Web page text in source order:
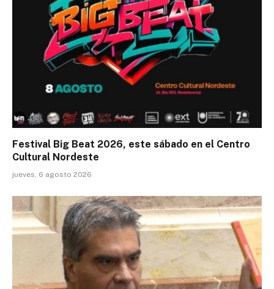
Festival Big Beat 2026, este sábado en el Centro
Cultural Nordeste
jueves, 6 agosto 2026